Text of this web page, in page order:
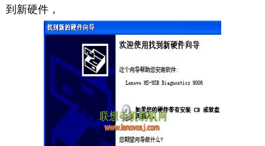
到新硬件，